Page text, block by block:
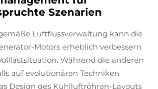
Szenarien
Luftflussverwaltung kann die
Motors erheblich verbessern,
Während die anderen
auf evolutionären Techniken
Design des Kühlluftröhren-Layouts